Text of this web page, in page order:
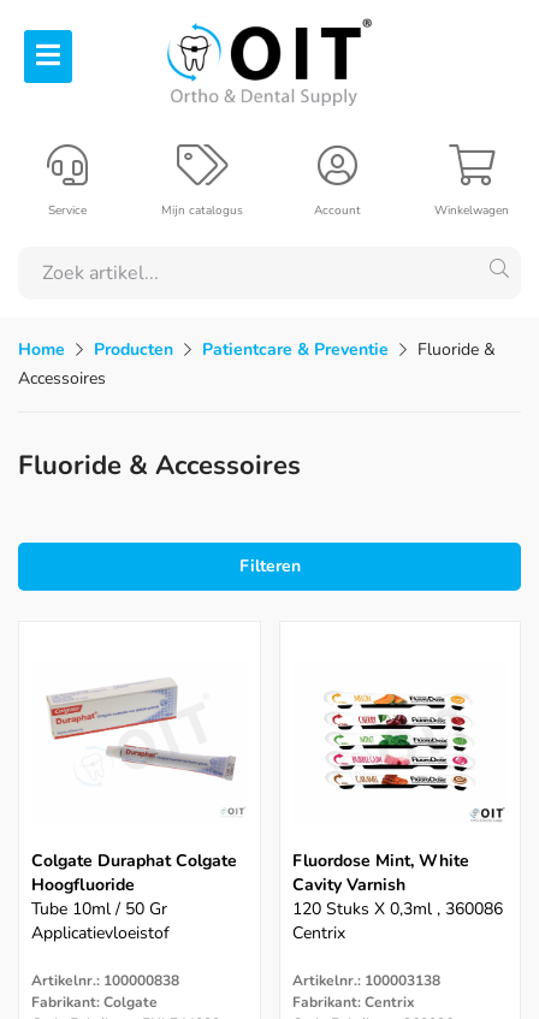
Winkelwagen
Account
Mijn catalogus
Service
Home Producten Patientcare & Preventie
Fluoride &
Accessoires
Fluoride & Accessoires
Filteren
Colgate Duraphat Colgate
Hoogfluoride
Tube 10ml / 50 Gr
Applicatievloeistof
Artikelnr.: 100000838
Fabrikant: Colgate
Fluordose Mint, White
Cavity Varnish
120 Stuks X 0,3ml , 360086
Centrix
Artikelnr.: 100003138
Fabrikant: Centrix